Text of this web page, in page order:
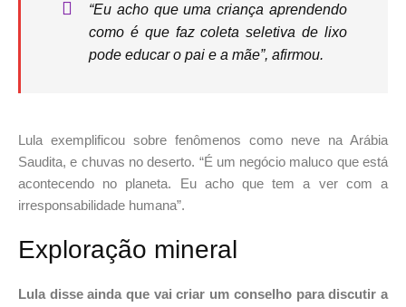
“Eu acho que uma criança aprendendo
como é que faz coleta seletiva de lixo
pode educar o pai e a mãe”, afirmou.
Lula exemplificou sobre fenômenos como neve na Arábia
Saudita, e chuvas no deserto. “É um negócio maluco que está
acontecendo no planeta. Eu acho que tem a ver com a
irresponsabilidade humana”.
Exploração mineral
Lula disse ainda que vai criar um conselho para discutir a